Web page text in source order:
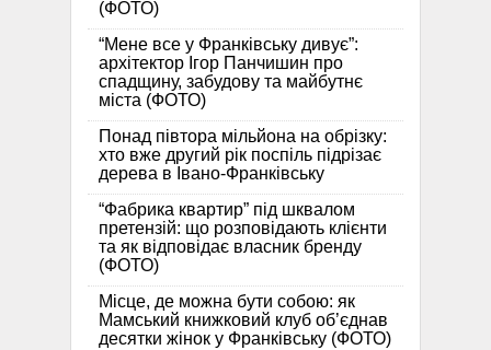
(ФОТО)
“Мене все у Франківську дивує”:
архітектор Ігор Панчишин про
спадщину, забудову та майбутнє
міста (ФОТО)
Понад півтора мільйона на обрізку:
хто вже другий рік поспіль підрізає
дерева в Івано-Франківську
“Фабрика квартир” під шквалом
претензій: що розповідають клієнти
та як відповідає власник бренду
(ФОТО)
Місце, де можна бути собою: як
Мамський книжковий клуб об’єднав
десятки жінок у Франківську (ФОТО)